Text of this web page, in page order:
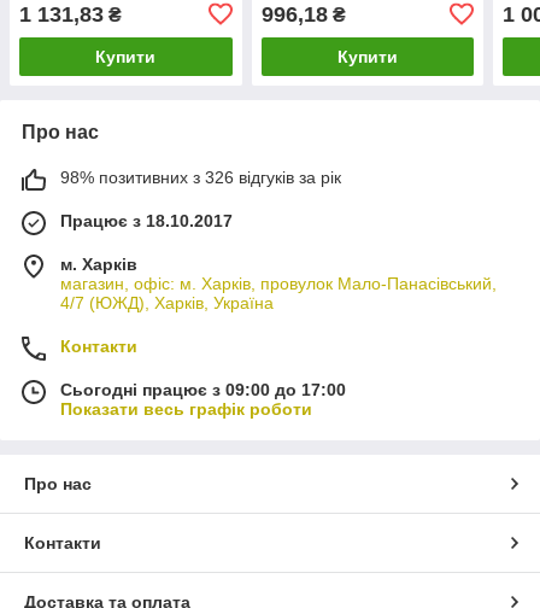
1 131,83 ₴
Купити
996,18₴
Купити
1
Про нас
98% позитивних з 326 відгуків за рік
Працює з 18.10.2017
м. Харків
магазин, офіс: м. Харків, провулок Мало-Панасівський,
4/7 (ЮЖД), Харків, Україна
Контакти
Сьогодні працює з 09:00 до 17:00
Показати весь графік роботи
Про нас
Контакти
Доставка та оплата